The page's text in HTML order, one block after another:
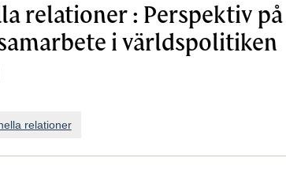
relationer : Perspektiv på
i världspolitiken
relationer